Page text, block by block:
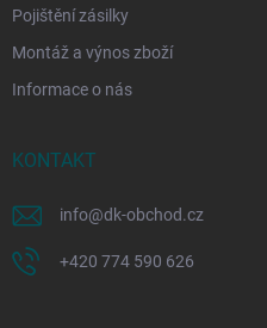
Pojištění zásilky
Montáž a výnos zboží
Informace o nás
KONTAKT
info@dk-obchod.cz
+420 774 590 626